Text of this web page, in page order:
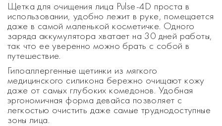
Щетка для очищения лица Pulse-4D проста в
использовании, удобно лежит в руке, помещается
даже в самой маленькой косметичке. Одного
заряда аккумулятора хватает на 30 дней работы,
так что ее уверенно можно брать с собой в
путешествие.
Гипоаллергенные щетинки из мягкого
медицинского силикона бережно очищают кожу
даже от самых глубоких комедонов. Удобная
эргономичная форма девайса позволяет с
легкостью очистить даже самые труднодоступные
зоны лица.